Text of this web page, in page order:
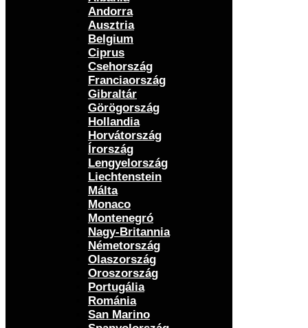
Andorra
Ausztria
Belgium
Ciprus
Csehország
Franciaország
Gibraltár
Görögország
Hollandia
Horvátország
Írország
Lengyelország
Liechtenstein
Málta
Monaco
Montenegró
Nagy-Britannia
Németország
Olaszország
Oroszország
Portugália
Románia
San Marino